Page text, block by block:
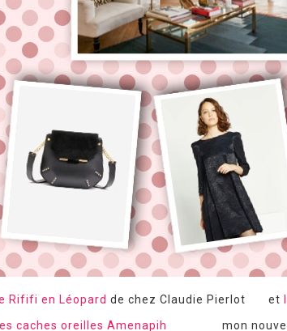
Rififi en Léopard de chez Claudie Pierlot et
caches oreilles Amenapih
mon